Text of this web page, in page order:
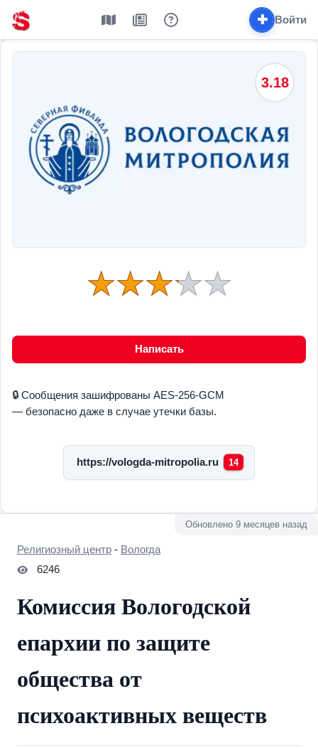
✚ Войти
3.18
Написать
🔒 Сообщения зашифрованы AES-256-GCM
— безопасно даже в случае утечки базы.
https://vologda-mitropolia.ru 14
Религиозный центр - Вологда
6246
Комиссия Вологодской
епархии по защите
общества от
психоактивных веществ
Обновлено 9 месяцев назад